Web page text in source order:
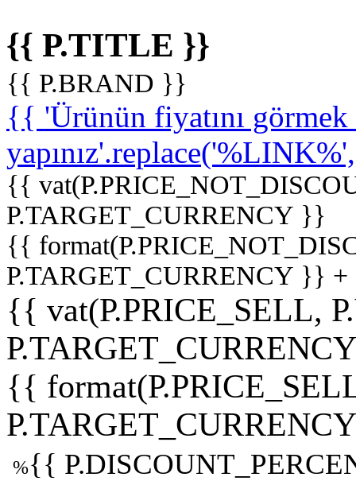
{{ P.TITLE }}
{{ P.BRAND }}
{{ 'Ürünün fiyatını
{{
P.TARGET_CURRENCY }}
{{
P.TARGET_CURRENCY }}
{{ vat(P.PRICE_SELL,
{{
%{{